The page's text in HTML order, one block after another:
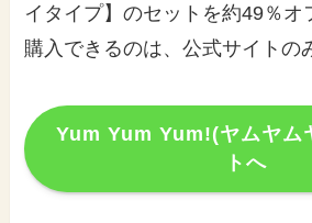
イタイプ】のセットを約49％オ
購入できるのは、公式サイトの
Yum Yum Yum!(ヤムヤム
トへ